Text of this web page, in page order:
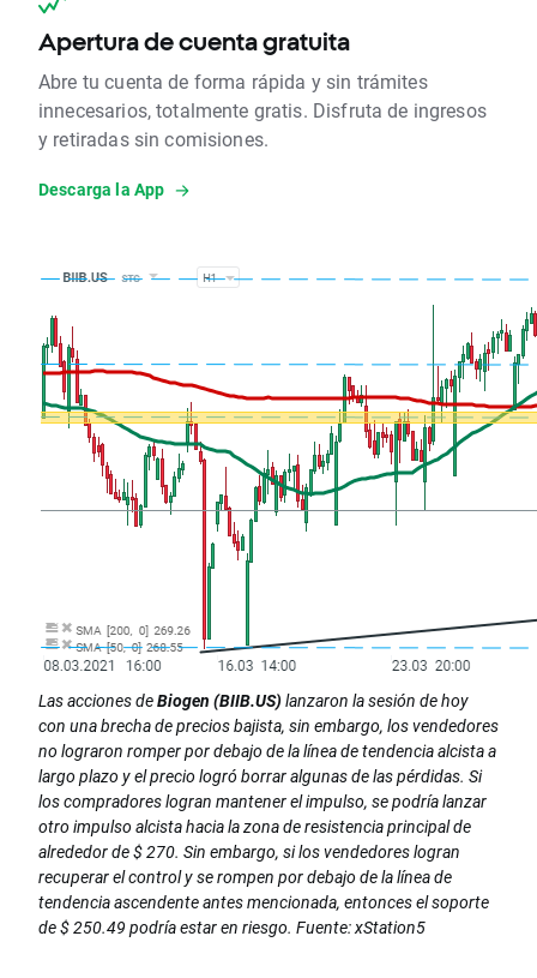
Apertura de cuenta gratuita
Abre tu cuenta de forma rápida y sin trámites
innecesarios, totalmente gratis. Disfruta de ingresos
y retiradas sin comisiones.
Descarga la App
Las acciones deBiogen (BIIB.US)lanzaron la sesión de hoy
con una brecha de precios bajista, sin embargo, los vendedores
no lograron romper por debajo de la línea de tendencia alcista a
largo plazo y el precio logró borrar algunas de las pérdidas. Si
los compradores logran mantener el impulso, se podría lanzar
otro impulso alcista hacia la zona de resistencia principal de
alrededor de $ 270. Sin embargo, si los vendedores logran
recuperar el control y se rompen por debajo de la línea de
tendencia ascendente antes mencionada, entonces el soporte
de $ 250.49 podría estar en riesgo. Fuente: xStation5